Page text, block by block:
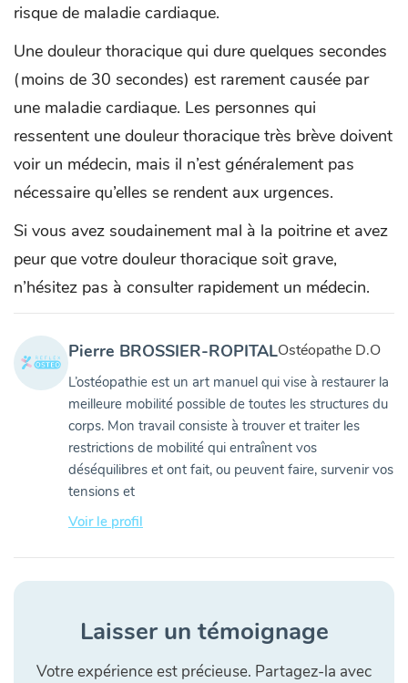
risque de maladie cardiaque.
Une douleur thoracique qui dure quelques secondes
(moins de 30 secondes) est rarement causée par
une maladie cardiaque. Les personnes qui
ressentent une douleur thoracique très brève doivent
voir un médecin, mais il n’est généralement pas
nécessaire qu’elles se rendent aux urgences.
Si vous avez soudainement mal à la poitrine et avez
peur que votre douleur thoracique soit grave,
n’hésitez pas à consulter rapidement un médecin.
Pierre BROSSIER-ROPITALOstéopathe D.O
L’ostéopathie est un art manuel qui vise à restaurer la
meilleure mobilité possible de toutes les structures du
corps. Mon travail consiste à trouver et traiter les
restrictions de mobilité qui entraînent vos
déséquilibres et ont fait, ou peuvent faire, survenir vos
tensions et
Voir le profil
Laisser un témoignage
Votre expérience est précieuse. Partagez-la avec